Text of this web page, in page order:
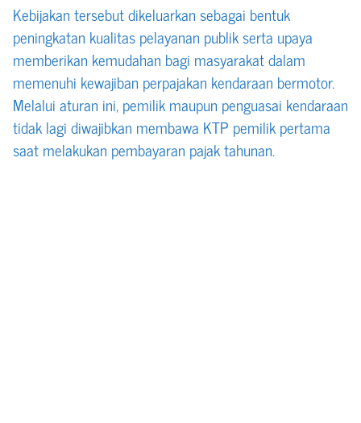
Kebijakan tersebut dikeluarkan sebagai bentuk
peningkatan kualitas pelayanan publik serta upaya
memberikan kemudahan bagi masyarakat dalam
memenuhi kewajiban perpajakan kendaraan bermotor.
Melalui aturan ini, pemilik maupun penguasai kendaraan
tidak lagi diwajibkan membawa KTP pemilik pertama
saat melakukan pembayaran pajak tahunan.